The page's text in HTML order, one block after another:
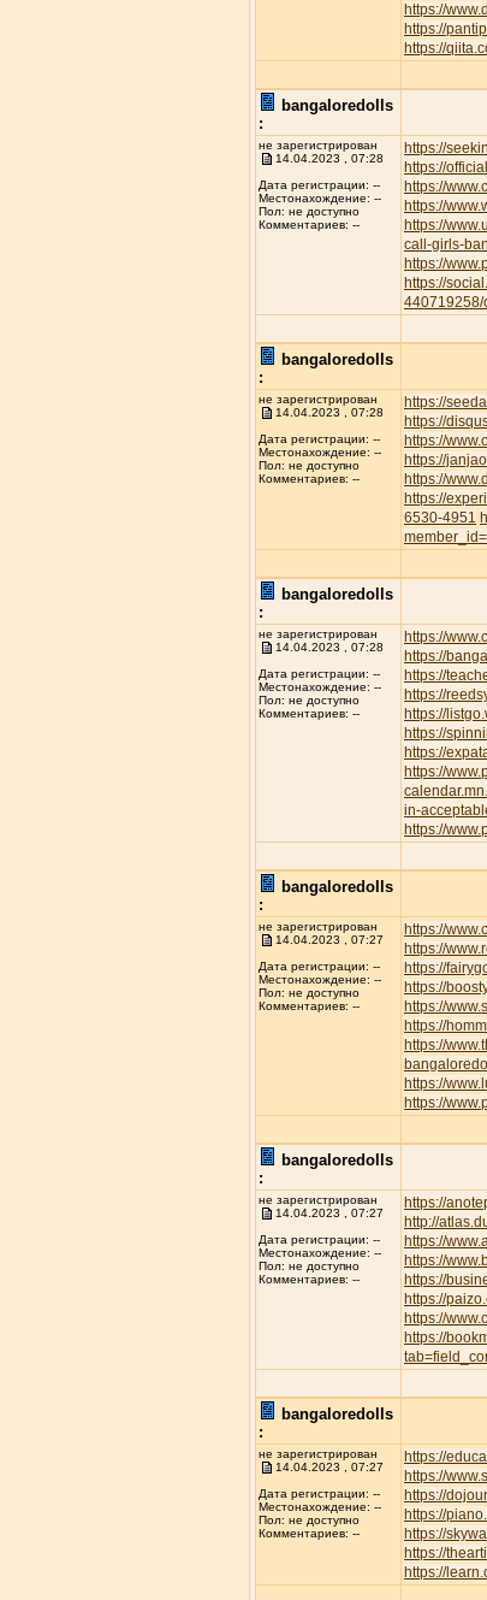
https://
https://
https://
bangaloredolls
:
не зарегистрирован
14.04.2023 , 07:28
Дата регистрации: --
Местонахождение: --
Пол: не доступно
Комментариев: --
https://
https://
https://
https://
https://
call-girls-
https://
https://
440719258/
bangaloredolls
:
не зарегистрирован
14.04.2023 , 07:28
Дата регистрации: --
Местонахождение: --
Пол: не доступно
Комментариев: --
https://
https://
https://
https://
https://
https://
6530-4951
bangaloredolls
:
не зарегистрирован
14.04.2023 , 07:28
Дата регистрации: --
Местонахождение: --
Пол: не доступно
Комментариев: --
https://
https://
https://
https://
https://
https://
https://
https://
in-
https://
bangaloredolls
:
не зарегистрирован
14.04.2023 , 07:27
Дата регистрации: --
Местонахождение: --
Пол: не доступно
Комментариев: --
https://
https://
https://
https://
https://
https://
https://
https://
https://
bangaloredolls
:
не зарегистрирован
14.04.2023 , 07:27
Дата регистрации: --
Местонахождение: --
Пол: не доступно
Комментариев: --
https://
http://
https://
https://
https://
https://
https://
https://
bangaloredolls
:
не зарегистрирован
14.04.2023 , 07:27
Дата регистрации: --
Местонахождение: --
Пол: не доступно
Комментариев: --
https://
https://
https://
https://
https://
https://
https://